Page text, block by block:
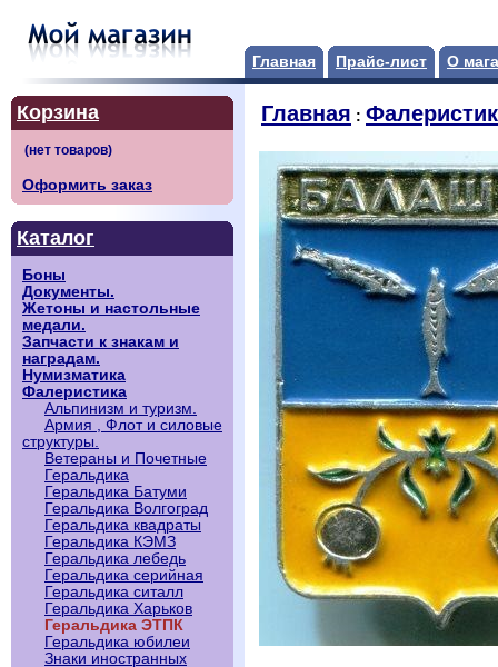
Главная Прайс-лист О
Корзина
Оформить заказ
Каталог
Боны
Документы.
Жетоны и настольные
медали.
Запчасти к знакам и
наградам.
Нумизматика
Фалеристика
Альпинизм и туризм.
Армия , Флот и силовые
структуры.
Ветераны и Почетные
Геральдика
Геральдика Батуми
Геральдика Волгоград
Геральдика квадраты
Геральдика КЭМЗ
Геральдика лебедь
Геральдика серийная
Геральдика ситалл
Геральдика Харьков
Геральдика ЭТПК
Геральдика юбилеи
Знаки иностранных
Главная :